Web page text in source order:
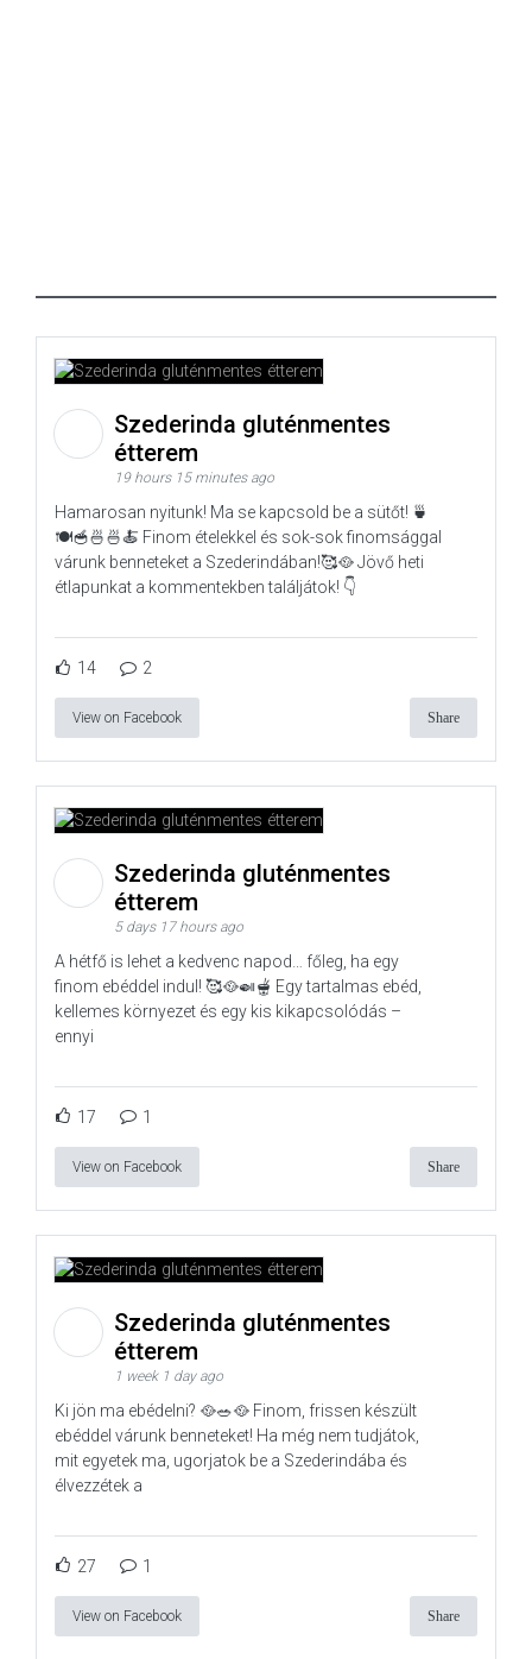
Szederinda gluténmentes
étterem
19 hours 15 minutes ago
Hamarosan nyitunk! Ma se kapcsold be a sütőt! 🍵
🍽️🥣🍜🍜🍝 Finom ételekkel és sok-sok finomsággal
várunk benneteket a Szederindában!🥰🥘 Jövő heti
étlapunkat a kommentekben találjátok! 👇
14 2
View on Facebook Share
Szederinda gluténmentes
étterem
5 days 17 hours ago
A hétfő is lehet a kedvenc napod… főleg, ha egy
finom ebéddel indul! 🥰🥘🍛🫕 Egy tartalmas ebéd,
kellemes környezet és egy kis kikapcsolódás –
ennyi
17 1
View on Facebook Share
Szederinda gluténmentes
étterem
1 week 1 day ago
Ki jön ma ebédelni? 🥘🥗🥘 Finom, frissen készült
ebéddel várunk benneteket! Ha még nem tudjátok,
mit egyetek ma, ugorjatok be a Szederindába és
élvezzétek a
27 1
View on Facebook Share